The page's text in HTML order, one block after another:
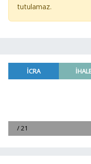
tutulamaz.